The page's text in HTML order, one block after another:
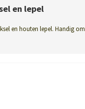
en lepel
en houten lepel. Handig om